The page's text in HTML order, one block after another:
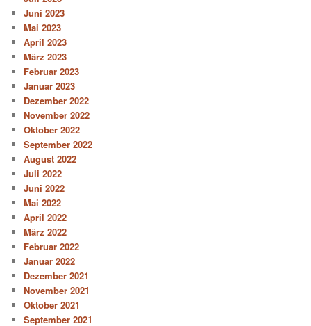
Juni 2023
Mai 2023
April 2023
März 2023
Februar 2023
Januar 2023
Dezember 2022
November 2022
Oktober 2022
September 2022
August 2022
Juli 2022
Juni 2022
Mai 2022
April 2022
März 2022
Februar 2022
Januar 2022
Dezember 2021
November 2021
Oktober 2021
September 2021